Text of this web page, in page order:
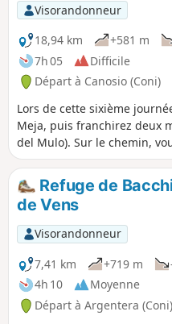
Visorandonneur
18,94 km
+581 m
7h 05
Difficile
Départ à Canosio (Coni)
Lors de cette sixième
Meja, puis franchirez deux
del Mulo). Sur le chemin,
nombreux édifices du Vallo
la vallée vous proposera
Lago Resile. Il vous faudra
petits hameaux constituant
Locanda Ceaglio.
Refuge de
de Vens
Visorandonneur
7,41 km
+719 m
4h 10
Moyenne
Départ à Argentera (Coni)